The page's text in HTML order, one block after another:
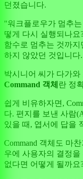
던졌습니다.
"워크플로우가 멈추
떻게 다시 실행되나요
함수로 멈추는 것까지
하지 않았던 것입니다.
박시니어 씨가 다가
Command 객체 란 정
쉽게 비유하자면,
다. 편지를 보낸 사람
있을 때, 엽서에 답을
Command 객체도 마
우에 사용자의 결정을
없다면 어떻게 될까요